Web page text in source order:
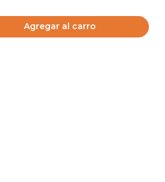
Agregar al carro